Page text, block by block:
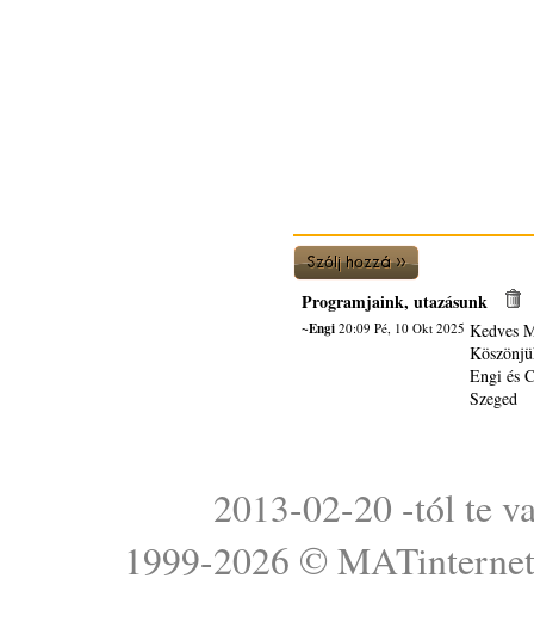
Programjaink, utazásunk
~Engi20:09 Pé, 10 Okt 2025 Kedves
Engi és
Szeged
2013-02-20 -tól te
1999-2026 © MATinternet